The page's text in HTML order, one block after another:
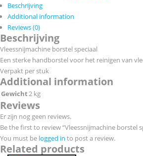
quantity
Beschrijving
Additional information
Reviews (0)
Beschrijving
Vleessnijmachine borstel speciaal
Een sterke handborstel voor het reinigen van
Verpakt per stuk
Additional information
Gewicht2 kg
Reviews
Er zijn nog geen reviews.
Be the first to review “Vleessnijmachine borstel
You must be logged in to post a review.
Related products